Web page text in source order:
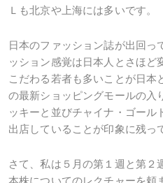
Ｌも北京や上海には多いです。
日本のファッション誌が出回っ
ッション感覚は日本人とさほど
こだわる若者も多いことが日本
の最新ショッピングモールの入
ッキーと並びチャイナ・ゴール
出店していることが印象に残っ
さて、私は５月の第１週と第２